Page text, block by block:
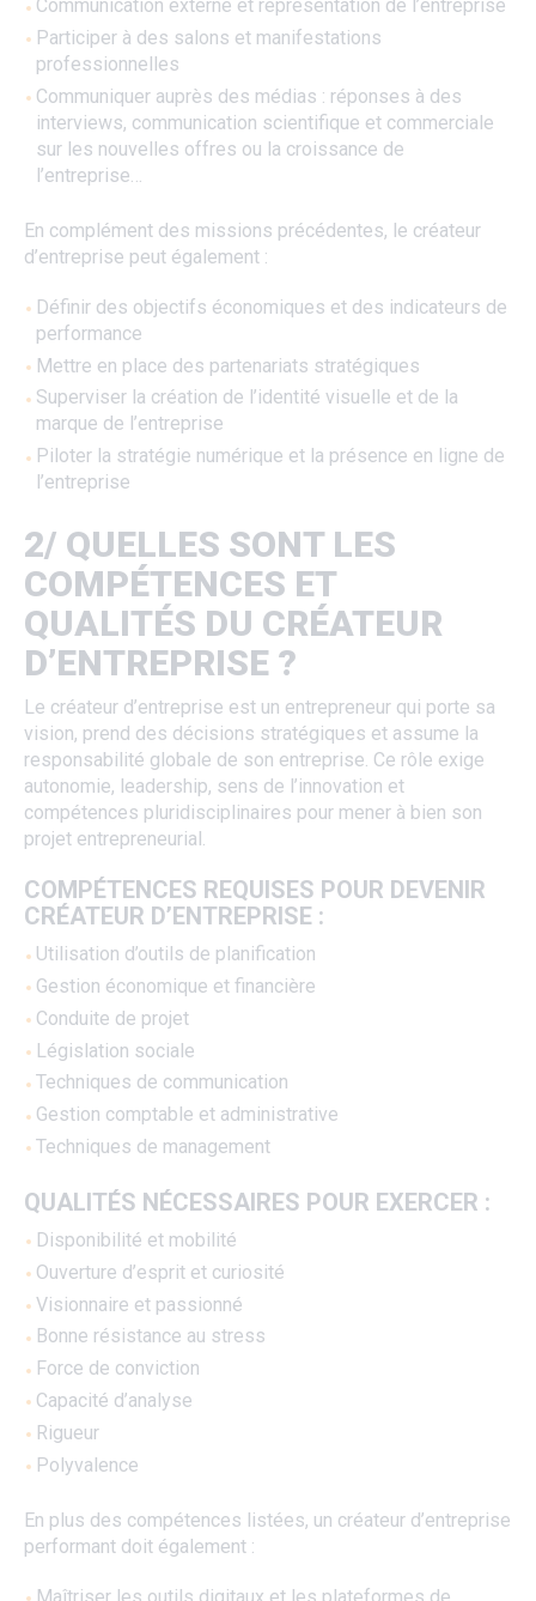
Communication externe et représentation de l’entreprise
Participer à des salons et manifestations
professionnelles
Communiquer auprès des médias : réponses à des
interviews, communication scientifique et commerciale
sur les nouvelles offres ou la croissance de
l’entreprise…
En complément des missions précédentes, le créateur
d’entreprise peut également :
Définir des objectifs économiques et des indicateurs de
performance
Mettre en place des partenariats stratégiques
Superviser la création de l’identité visuelle et de la
marque de l’entreprise
Piloter la stratégie numérique et la présence en ligne de
l’entreprise
2/ QUELLES SONT LES
COMPÉTENCES ET
QUALITÉS DU CRÉATEUR
D’ENTREPRISE ?
Le créateur d’entreprise est un entrepreneur qui porte sa
vision, prend des décisions stratégiques et assume la
responsabilité globale de son entreprise. Ce rôle exige
autonomie, leadership, sens de l’innovation et
compétences pluridisciplinaires pour mener à bien son
projet entrepreneurial.
COMPÉTENCES REQUISES POUR DEVENIR
CRÉATEUR D’ENTREPRISE :
Utilisation d’outils de planification
Gestion économique et financière
Conduite de projet
Législation sociale
Techniques de communication
Gestion comptable et administrative
Techniques de management
QUALITÉS NÉCESSAIRES POUR EXERCER :
Disponibilité et mobilité
Ouverture d’esprit et curiosité
Visionnaire et passionné
Bonne résistance au stress
Force de conviction
Capacité d’analyse
Rigueur
Polyvalence
En plus des compétences listées, un créateur d’entreprise
performant doit également :
Maîtriser les outils digitaux et les plateformes de